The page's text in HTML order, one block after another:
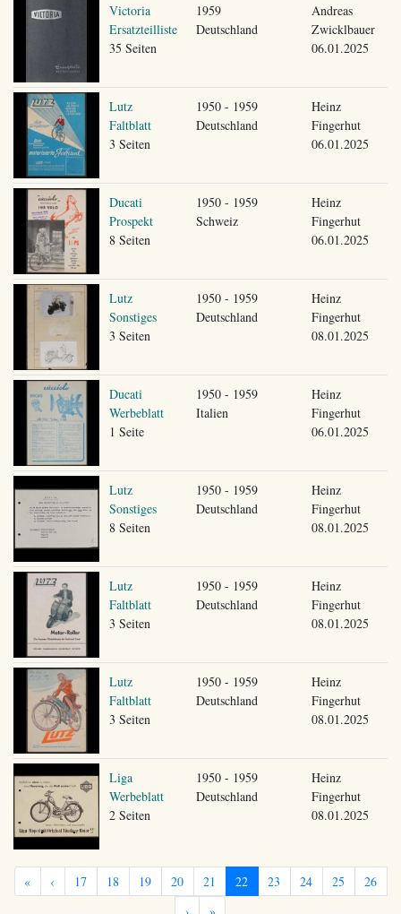
Victoria
Ersatzteilliste
35 Seiten
1959
Deutschland
Andreas
Zwicklbauer
06.01.2025
Lutz
Faltblatt
3 Seiten
1950 - 1959
Deutschland
Heinz
Fingerhut
06.01.2025
Ducati
Prospekt
8 Seiten
1950 - 1959
Schweiz
Heinz
Fingerhut
06.01.2025
Lutz
Sonstiges
3 Seiten
1950 - 1959
Deutschland
Heinz
Fingerhut
08.01.2025
Ducati
Werbeblatt
1 Seite
1950 - 1959
Italien
Heinz
Fingerhut
06.01.2025
Lutz
Sonstiges
8 Seiten
1950 - 1959
Deutschland
Heinz
Fingerhut
08.01.2025
Lutz
Faltblatt
3 Seiten
1950 - 1959
Deutschland
Heinz
Fingerhut
08.01.2025
Lutz
Faltblatt
3 Seiten
1950 - 1959
Deutschland
Heinz
Fingerhut
08.01.2025
Liga
Werbeblatt
2 Seiten
1950 - 1959
Deutschland
Heinz
Fingerhut
08.01.2025
« ‹ 17 18 19 20 21 22 23 24 25
26
›
»